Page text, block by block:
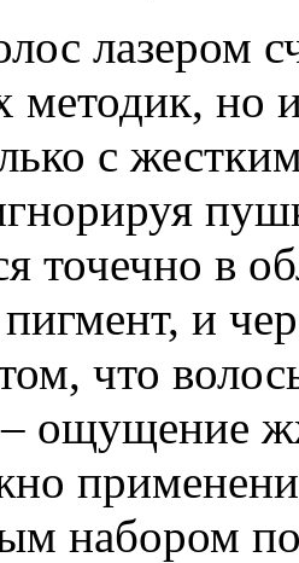
лазером
но
с
точечно в
и
что
– ощущение
набором